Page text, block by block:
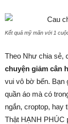
Kết quả mỹ mãn với 1
Theo Như chia sẻ,
chuyện giảm cân
vui vô bờ bến. Bạn
quần áo mà có
ngắn, croptop, hay
Thật HẠNH PHÚC